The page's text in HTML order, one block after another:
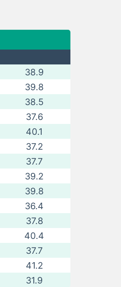
38.9
39.8
38.5
37.6
40.1
37.2
37.7
39.2
39.8
36.4
37.8
40.4
37.7
41.2
31.9